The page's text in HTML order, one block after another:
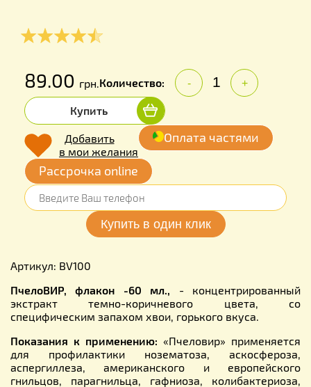
89.00 грн.Количество: - +
Купить
Добавить
в мои желания
Оплата частями
Рассрочка online
Артикул: BV100
ПчелоВИР, флакон -60 мл., - концентрированный
экстракт темно-коричневого цвета, со
специфическим запахом хвои, горького вкуса.
Показания к применению: «Пчеловир» применяется
для профилактики нозематоза, аскосфероза,
аспергиллеза, американского и европейского
гнильцов, парагнильца, гафниоза, колибактериоза,